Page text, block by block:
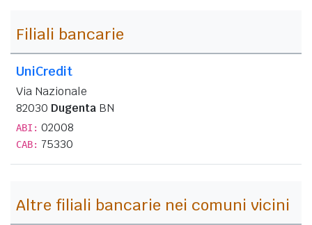
Filiali bancarie
UniCredit
Via Nazionale
82030 Dugenta BN
ABI: 02008
CAB: 75330
Altre filiali bancarie nei comuni vicini